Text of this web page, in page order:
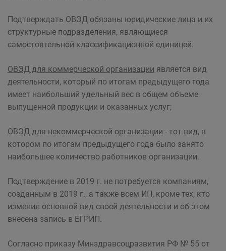
Подтверждать ОВЭД обязаны юридические лица и их
структурные подразделения, являющиеся
самостоятельной классификационной единицей.
ОВЭД для коммерческой организации является вид
деятельности, который по итогам предыдущего года
имеет наибольший удельный вес в общем объеме
выпущенной продукции и оказанных услуг;
ОВЭД для некоммерческой организации - тот вид, в
котором по итогам предыдущего года было занято
наибольшее количество работников организации.
Подтверждение в 2019 г. не потребуется компаниям,
созданным в 2019 г., а также всем ИП, кроме тех, кто
изменил основной вид своей деятельности и об этом
внесена запись в ЕГРИП.
Согласно приказу Минздравсоцразвития РФ № 55 от